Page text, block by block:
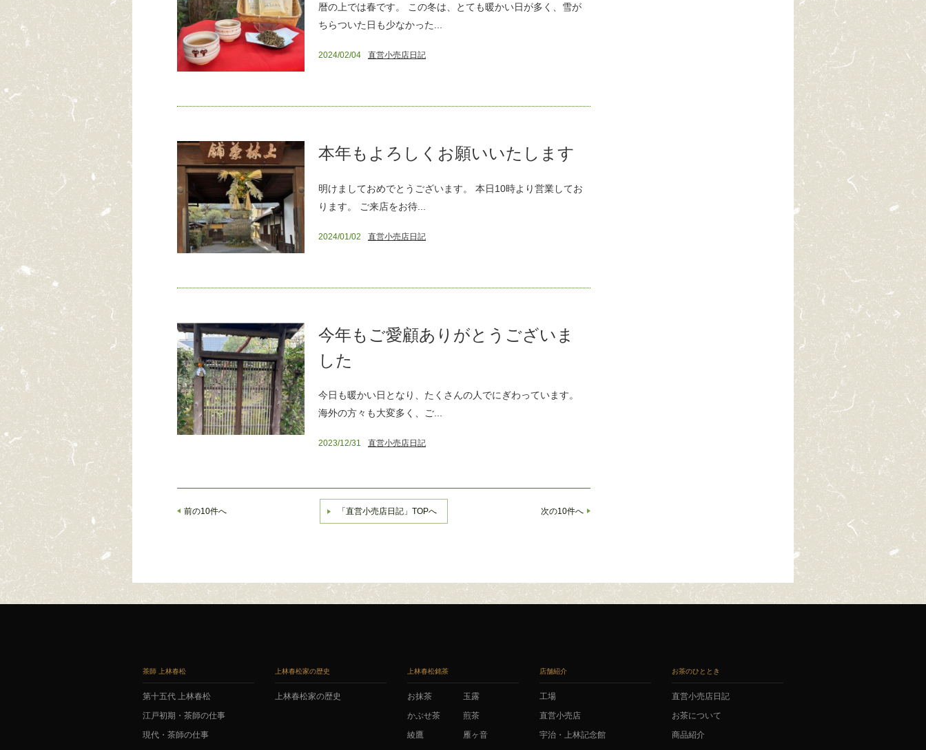
暦の上では春です。 この冬は、とても暖かい日が多く、雪が
ちらついた日も少なかった...
2024/02/04 直営小売店日記
本年もよろしくお願いいたします
明けましておめでとうございます。 本日10時より営業してお
ります。 ご来店をお待...
2024/01/02 直営小売店日記
今年もご愛顧ありがとうございま
した
今日も暖かい日となり、たくさんの人でにぎわっています。
海外の方々も大変多く、ご...
2023/12/31 直営小売店日記
「直営小売店日記」TOPへ
前の10件へ 次の10件へ
茶師 上林春松
第十五代 上林春松
江戸初期・茶師の仕事
現代・茶師の仕事
上林春松家の歴史
上林春松家の歴史
上林春松銘茶
お抹茶
かぶせ茶
綾鷹
玉露
煎茶
雁ヶ音
店舗紹介
工場
直営小売店
宇治・上林記念館
お茶のひととき
直営小売店日記
お茶について
商品紹介